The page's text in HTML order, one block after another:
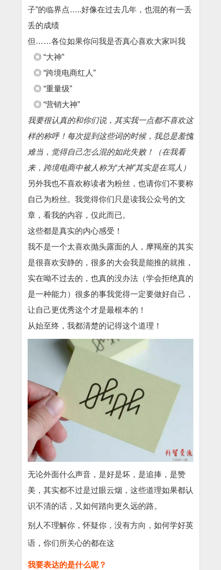
子”的临界点…..好像在过去几年，也混的有一丢
丢的成绩
但……各位如果你问我是否真心喜欢大家叫我
◎ “大神”
◎ “跨境电商红人”
◎ “重量级”
◎ “营销大神”
我要很认真的和你们说，其实我一点都不喜欢这
样的称呼！每次提到这些词的时候，我总是羞愧
难当，觉得自己怎么混的如此失败！（在我看
来，跨境电商中被人称为“大神”其实是在骂人）
另外我也不喜欢称读者为粉丝，也请你们不要称
自己为粉丝。我觉得你们只是读我公众号的文
章，看我的内容，仅此而已。
这些都是真实的内心感受！
我不是一个太喜欢抛头露面的人，摩羯座的其实
是很喜欢安静的，很多的大会我是能推的就推，
实在呦不过去的，也真的没办法（学会拒绝真的
是一种能力）很多的事我觉得一定要做好自己，
让自己更优秀这个才是最根本的！
从始至终，我都清楚的记得这个道理！
无论外面什么声音，是好是坏，是追捧，是赞
美，其实都不过是过眼云烟，这些道理如果都认
识不清的话，又如何踏向更久远的路。
别人不理解你，怀疑你，没有方向，如何学好英
语，你们所关心的都在这
我要表达的是什么呢？